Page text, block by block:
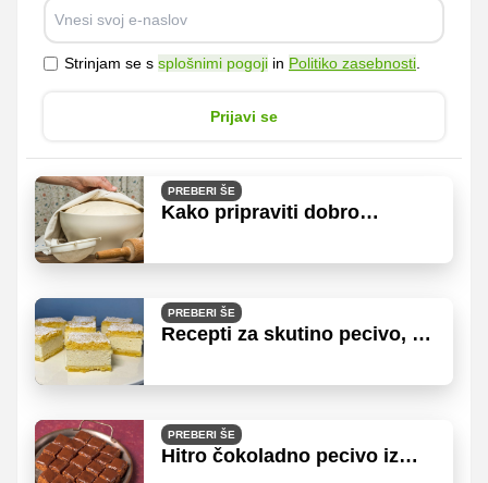
Strinjam se s splošnimi pogoji in Politiko zasebnosti
Prijavi se
PREBERI ŠE
Kako pripraviti dobro
PREBERI ŠE
Recepti za skutino pecivo, ki
PREBERI ŠE
Hitro čokoladno pecivo iz